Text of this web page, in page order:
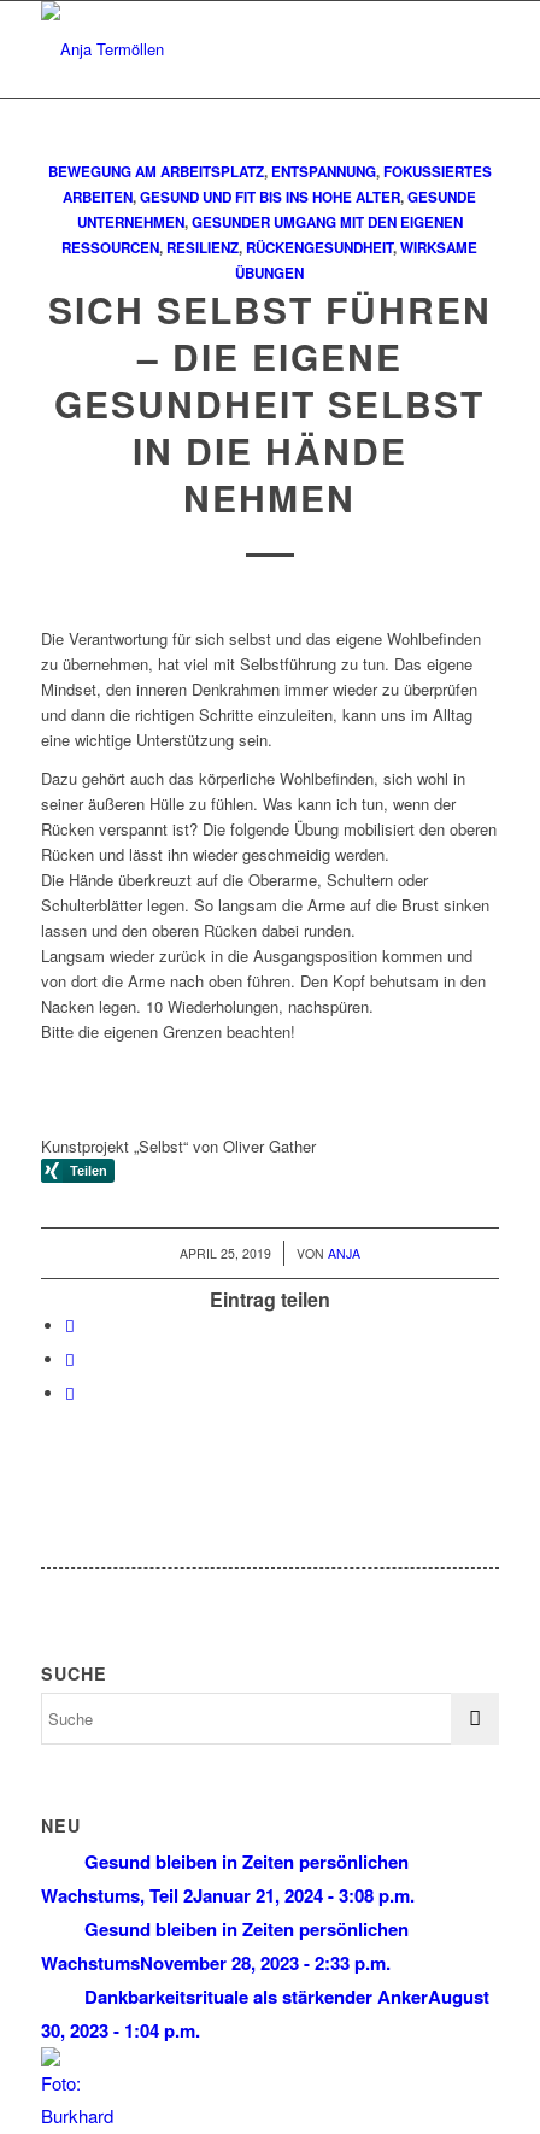
BEWEGUNG AM ARBEITSPLATZ, ENTSPANNUNG,FOKUSSIERTES
ARBEITEN,GESUND UND FIT BIS INS HOHE ALTER,GESUNDE
UNTERNEHMEN,GESUNDER UMGANG MIT DEN EIGENEN
RESSOURCEN, RESILIENZ, RÜCKENGESUNDHEIT,WIRKSAME
ÜBUNGEN
SICH SELBST FÜHREN
– DIE EIGENE
GESUNDHEIT SELBST
IN DIE HÄNDE
NEHMEN
Die Verantwortung für sich selbst und das eigene Wohlbefinden
zu übernehmen, hat viel mit Selbstführung zu tun. Das eigene
Mindset, den inneren Denkrahmen immer wieder zu überprüfen
und dann die richtigen Schritte einzuleiten, kann uns im Alltag
eine wichtige Unterstützung sein.
Dazu gehört auch das körperliche Wohlbefinden, sich wohl in
seiner äußeren Hülle zu fühlen. Was kann ich tun, wenn der
Rücken verspannt ist? Die folgende Übung mobilisiert den oberen
Rücken und lässt ihn wieder geschmeidig werden.
Die Hände überkreuzt auf die Oberarme, Schultern oder
Schulterblätter legen. So langsam die Arme auf die Brust sinken
lassen und den oberen Rücken dabei runden.
Langsam wieder zurück in die Ausgangsposition kommen und
von dort die Arme nach oben führen. Den Kopf behutsam in den
Nacken legen. 10 Wiederholungen, nachspüren.
Bitte die eigenen Grenzen beachten!
Kunstprojekt „Selbst“ von Oliver Gather
APRIL 25, 2019
/ VON ANJA
Eintrag teilen
SUCHE
NEU
Gesund bleiben in Zeiten persönlichen
Wachstums, Teil 2Januar 21, 2024 - 3:08 p.m.
Gesund bleiben in Zeiten persönlichen
WachstumsNovember 28, 2023 - 2:33 p.m.
Dankbarkeitsrituale als stärkender AnkerAugust
30, 2023 - 1:04 p.m.